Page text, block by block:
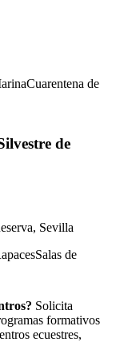
Cuarentena de
de
Sevilla
Salas de
Solicita
formativos
ecuestres,